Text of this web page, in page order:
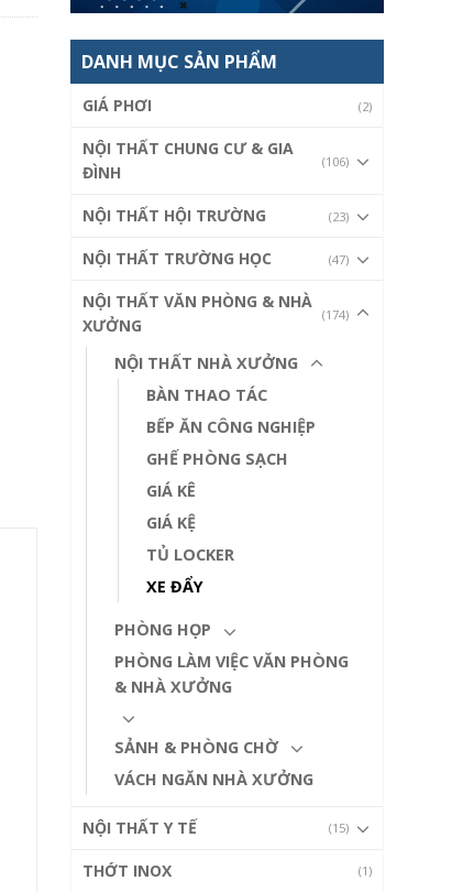
DANH MỤC SẢN PHẨM
GIÁ PHƠI (2)
NỘI THẤT CHUNG CƯ & GIA
ĐÌNH
(106)
NỘI THẤT HỘI TRƯỜNG (23)
NỘI THẤT TRƯỜNG HỌC (47)
NỘI THẤT VĂN PHÒNG & NHÀ
XƯỞNG
(174)
NỘI THẤT NHÀ XƯỞNG
BÀN THAO TÁC
BẾP ĂN CÔNG NGHIỆP
GHẾ PHÒNG SẠCH
GIÁ KÊ
GIÁ KỆ
TỦ LOCKER
XE ĐẨY
PHÒNG HỌP
PHÒNG LÀM VIỆC VĂN PHÒNG
& NHÀ XƯỞNG
SẢNH & PHÒNG CHỜ
VÁCH NGĂN NHÀ XƯỞNG
NỘI THẤT Y TẾ (15)
THỚT INOX (1)